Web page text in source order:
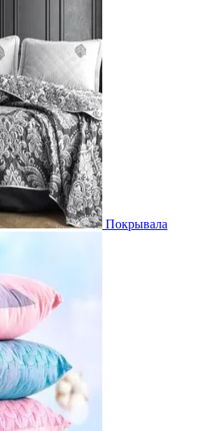
Покрывала